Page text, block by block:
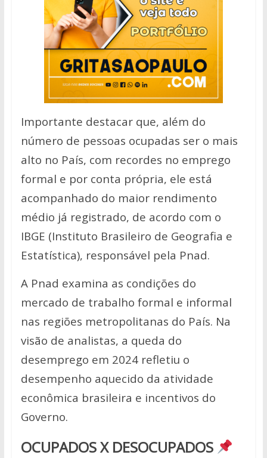
Importante destacar que, além do
número de pessoas ocupadas ser o mais
alto no País, com recordes no emprego
formal e por conta própria, ele está
acompanhado do maior rendimento
médio já registrado, de acordo com o
IBGE (Instituto Brasileiro de Geografia e
Estatística), responsável pela Pnad.
A Pnad examina as condições do
mercado de trabalho formal e informal
nas regiões metropolitanas do País. Na
visão de analistas, a queda do
desemprego em 2024 refletiu o
desempenho aquecido da atividade
econômica brasileira e incentivos do
Governo.
OCUPADOS X DESOCUPADOS